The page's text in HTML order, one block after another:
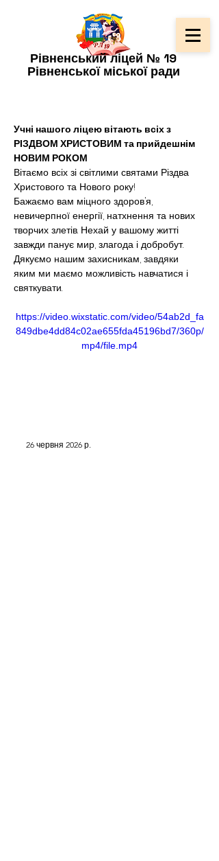
Рівненський ліцей № 19
Рівненської міської ради
Учні нашого ліцею вітають всіх з
РІЗДВОМ ХРИСТОВИМ та прийдешнім
НОВИМ РОКОМ
Вітаємо всіх зі світлими святами Різдва
Христового та Нового року!
Бажаємо вам міцного здоров’я,
невичерпної енергії, натхнення та нових
творчих злетів. Нехай у вашому житті
завжди панує мир, злагода і добробут.
Дякуємо нашим захисникам, завдяки
яким ми маємо можливість навчатися і
святкувати.
https://video.wixstatic.com/video/54ab2d_fa
849dbe4dd84c02ae655fda45196bd7/360p/
mp4/file.mp4
26 червня 2026 р.